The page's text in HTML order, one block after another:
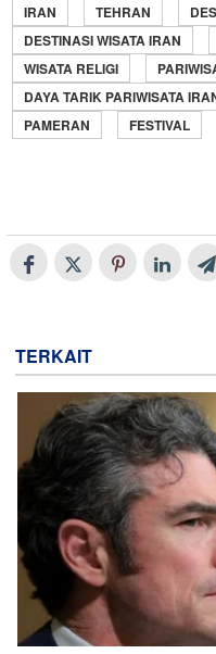
IRAN TEHRAN
DESTINASI WISATA IRAN
WISATA RELIGI
DAYA TARIK PARIWISATA
PAMERAN
FESTIVAL
TERKAIT